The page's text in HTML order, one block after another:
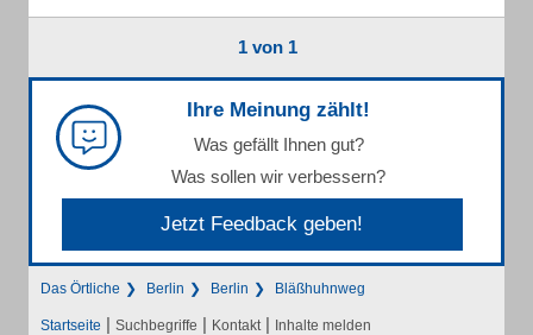
1 von 1
Ihre Meinung zählt!
Was gefällt Ihnen gut?
Was sollen wir verbessern?
Jetzt Feedback geben!
Das Örtliche Berlin Berlin Bläßhuhnweg
Startseite | Suchbegriffe | Kontakt | Inhalte melden